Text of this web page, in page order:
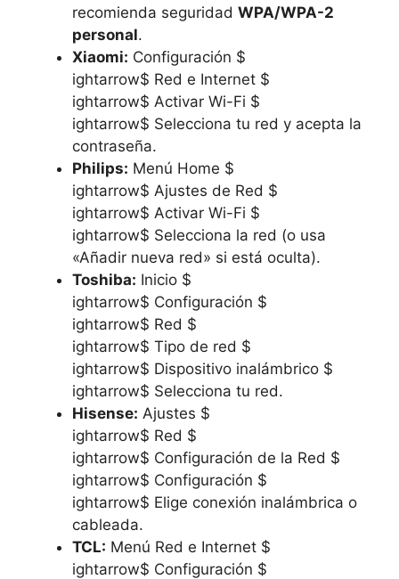
recomienda seguridad WPA/WPA-2
personal.
Xiaomi: Configuración $
ightarrow$ Red e Internet $
ightarrow$ Activar Wi-Fi $
ightarrow$ Selecciona tu red y acepta la
contraseña.
Philips: Menú Home $
ightarrow$ Ajustes de Red $
ightarrow$ Activar Wi-Fi $
ightarrow$ Selecciona la red (o usa
«Añadir nueva red» si está oculta).
Toshiba: Inicio $
ightarrow$ Configuración $
ightarrow$ Red $
ightarrow$ Tipo de red $
ightarrow$ Dispositivo inalámbrico $
ightarrow$ Selecciona tu red.
Hisense: Ajustes $
ightarrow$ Red $
ightarrow$ Configuración de la Red $
ightarrow$ Configuración $
ightarrow$ Elige conexión inalámbrica o
cableada.
TCL: Menú Red e Internet $
ightarrow$ Configuración $